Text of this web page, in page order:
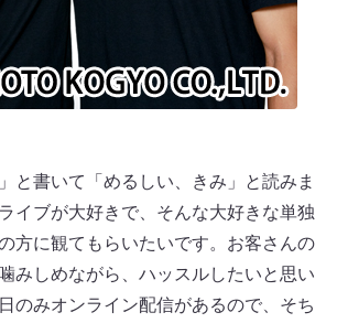
と書いて「めるしい、きみ」と読みま
イブが大好きで、そんな大好きな単独
方に観てもらいたいです。お客さんの
みしめながら、ハッスルしたいと思い
のみオンライン配信があるので、そち